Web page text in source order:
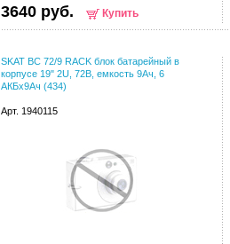
3640 руб. Купить
SKAT BC 72/9 RACK блок батарейный в
корпусе 19" 2U, 72В, емкость 9Ач, 6
АКБх9Ач (434)
Арт. 1940115